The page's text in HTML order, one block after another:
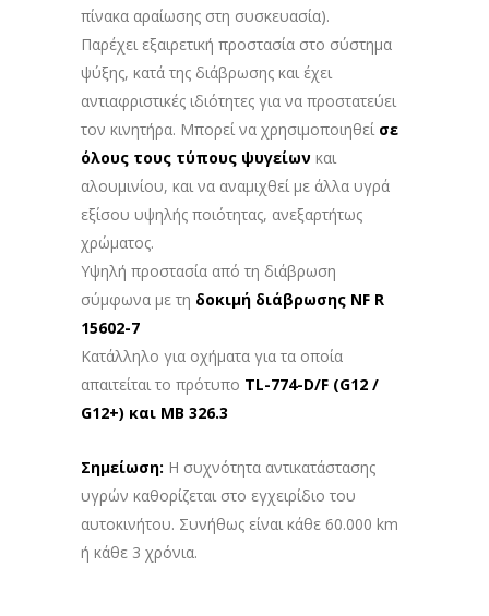
πίνακα αραίωσης στη συσκευασία).
Παρέχει εξαιρετική προστασία στο σύστημα
ψύξης, κατά της διάβρωσης και έχει
αντιαφριστικές ιδιότητες για να προστατεύει
τον κινητήρα. Μπορεί να χρησιμοποιηθεί σε
όλους τους τύπους ψυγείων και
αλουμινίου, και να αναμιχθεί με άλλα υγρά
εξίσου υψηλής ποιότητας, ανεξαρτήτως
χρώματος.
Υψηλή προστασία από τη διάβρωση
σύμφωνα με τη δοκιμή διάβρωσης NF R
15602-7
Κατάλληλο για οχήματα για τα οποία
απαιτείται το πρότυπο TL-774-D/F (G12 /
G12+) και MB 326.3
Σημείωση: Η συχνότητα αντικατάστασης
υγρών καθορίζεται στο εγχειρίδιο του
αυτοκινήτου. Συνήθως είναι κάθε 60.000 km
ή κάθε 3 χρόνια.